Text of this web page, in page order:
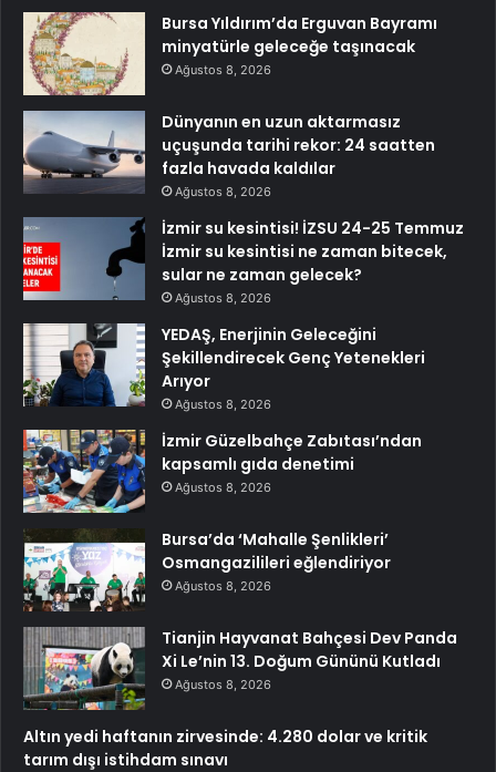
Bursa Yıldırım’da Erguvan Bayramı
minyatürle geleceğe taşınacak
Ağustos 8, 2026
Dünyanın en uzun aktarmasız
uçuşunda tarihi rekor: 24 saatten
fazla havada kaldılar
Ağustos 8, 2026
İzmir su kesintisi! İZSU 24-25 Temmuz
İzmir su kesintisi ne zaman bitecek,
sular ne zaman gelecek?
Ağustos 8, 2026
YEDAŞ, Enerjinin Geleceğini
Şekillendirecek Genç Yetenekleri
Arıyor
Ağustos 8, 2026
İzmir Güzelbahçe Zabıtası’ndan
kapsamlı gıda denetimi
Ağustos 8, 2026
Bursa’da ‘Mahalle Şenlikleri’
Osmangazilileri eğlendiriyor
Ağustos 8, 2026
Tianjin Hayvanat Bahçesi Dev Panda
Xi Le’nin 13. Doğum Gününü Kutladı
Ağustos 8, 2026
Altın yedi haftanın zirvesinde: 4.280 dolar ve kritik
tarım dışı istihdam sınavı